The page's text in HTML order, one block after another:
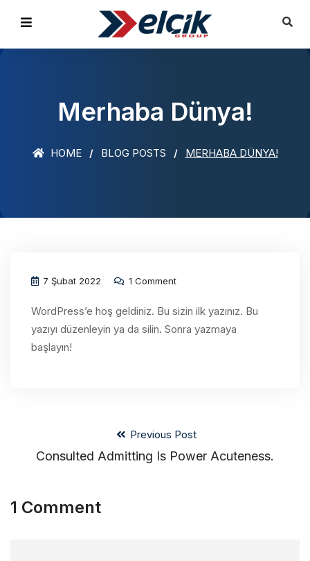
Merhaba Dünya!
HOME BLOG POSTS MERHABA DÜNYA!
7 Şubat 2022 1 Comment
WordPress’e hoş geldiniz. Bu sizin ilk yazınız. Bu
yazıyı düzenleyin ya da silin. Sonra yazmaya
başlayın!
Previous Post
Consulted Admitting Is Power Acuteness.
1 Comment